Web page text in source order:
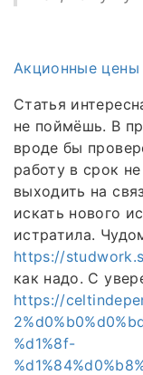
Акционные цены
Статья
не поймёшь. В
вроде бы
работу в срок
выходить на
искать нового
истратила.
https://
как надо. С
https://
%d1%8f-